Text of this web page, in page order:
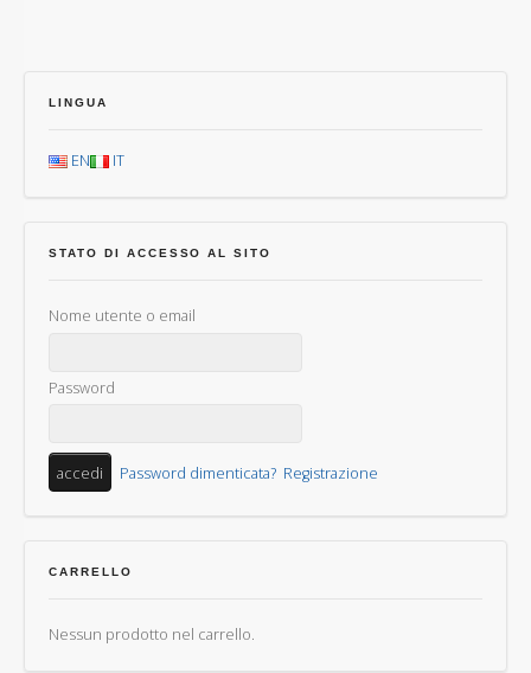
LINGUA
EN IT
STATO DI ACCESSO AL SITO
Nome utente o email
Password
Password dimenticata? Registrazione
CARRELLO
Nessun prodotto nel carrello.